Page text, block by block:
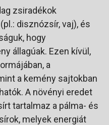
zsiradékok
disznózsír, vaj), és
hogy
állagúak. Ezen kívül,
a
a kemény sajtokban
A növényi eredet
tartalmaz a pálma- és
melyek energiát